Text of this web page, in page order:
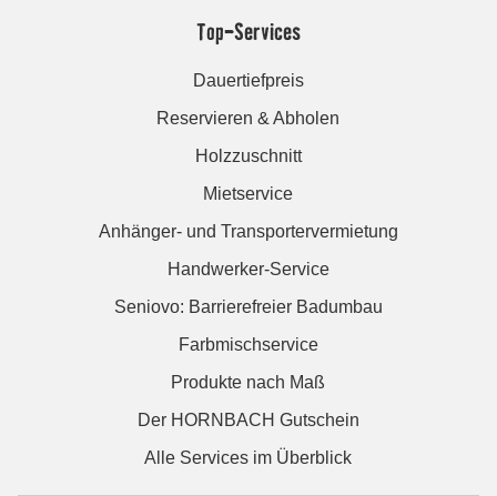
Top-Services
Dauertiefpreis
Reservieren & Abholen
Holzzuschnitt
Mietservice
Anhänger- und Transportervermietung
Handwerker-Service
Seniovo: Barrierefreier Badumbau
Farbmischservice
Produkte nach Maß
Der HORNBACH Gutschein
Alle Services im Überblick